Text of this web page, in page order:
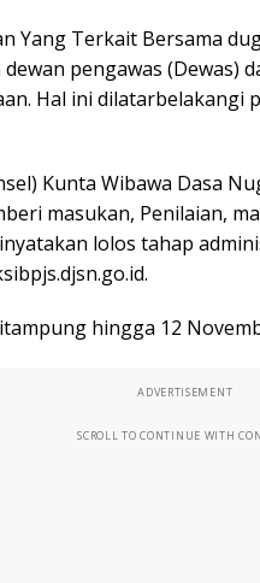
Yang Terkait Bersama
pengawas (Dewas)
Hal ini
Kunta Wibawa Dasa
masukan, Penilaian,
lolos tahap
hingga 12
ADVERTISEMENT
SCROLL TO CONTINUE WITH